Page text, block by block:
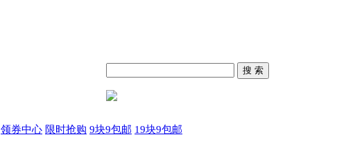
搜 索
领券中心 限时抢购 9块9包邮 19块9包邮